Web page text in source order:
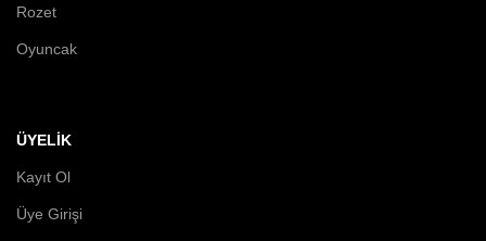
Rozet
Oyuncak
ÜYELİK
Kayıt Ol
Üye Girişi